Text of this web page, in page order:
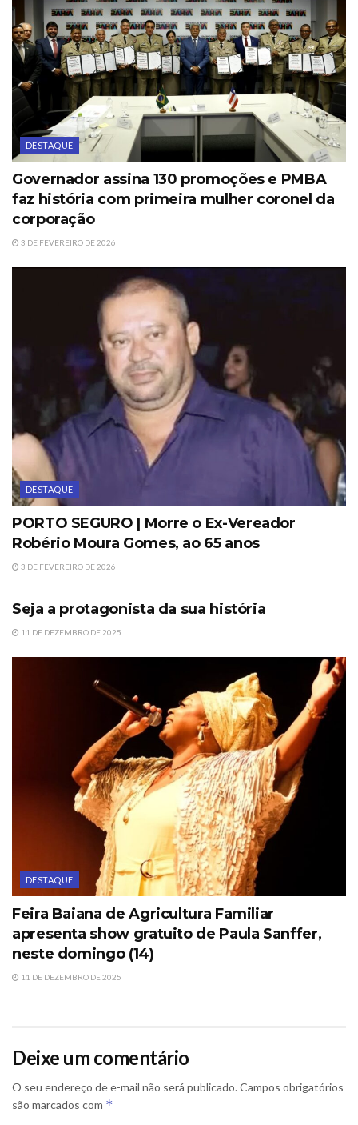
DESTAQUE
Governador assina 130 promoções e PMBA
faz história com primeira mulher coronel da
corporação
3 DE FEVEREIRO DE 2026
DESTAQUE
PORTO SEGURO | Morre o Ex-Vereador
Robério Moura Gomes, ao 65 anos
3 DE FEVEREIRO DE 2026
Seja a protagonista da sua história
11 DE DEZEMBRO DE 2025
DESTAQUE
Feira Baiana de Agricultura Familiar
apresenta show gratuito de Paula Sanffer,
neste domingo (14)
11 DE DEZEMBRO DE 2025
Deixe um comentário
O seu endereço de e-mail não será publicado. Campos obrigatórios
são marcados com *